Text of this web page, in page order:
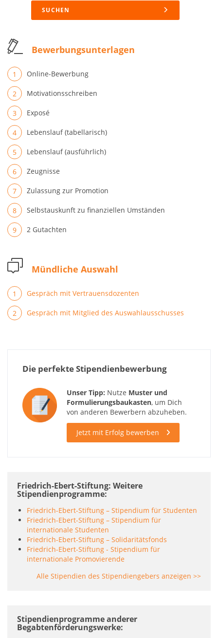
SUCHEN
Bewerbungsunterlagen
Online-Bewerbung
Motivationsschreiben
Exposé
Lebenslauf (tabellarisch)
Lebenslauf (ausführlich)
Zeugnisse
Zulassung zur Promotion
Selbstauskunft zu finanziellen Umständen
2 Gutachten
Mündliche Auswahl
Gespräch mit Vertrauensdozenten
Gespräch mit Mitglied des Auswahlausschusses
Die perfekte Stipendienbewerbung
Unser Tipp: Nutze Muster und
Formulierungsbaukasten, um Dich
von anderen Bewerbern abzuheben.
Jetzt mit Erfolg bewerben
Friedrich-Ebert-Stiftung: Weitere
Stipendienprogramme
Friedrich-Ebert-Stiftung – Stipendium für Studenten
Friedrich-Ebert-Stiftung – Stipendium für
internationale Studenten
Friedrich-Ebert-Stiftung – Solidaritätsfonds
Friedrich-Ebert-Stiftung - Stipendium für
internationale Promovierende
Alle Stipendien des Stipendiengebers anzeigen >>
Stipendienprogramme anderer
Begabtenförderungswerke